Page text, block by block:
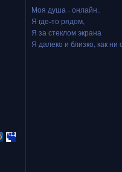
Моя душа - онлайн..
Я где-то рядом,
Я за стеклом экрана
Я далеко и близко, как ни